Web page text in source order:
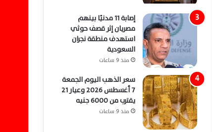
إصابة 11 مدنيًا بينهم
مصريان إثر قصف حوثي
استهدف منطقة نجران
السعودية
منذ 9 ساعات
سعر الذهب اليوم الجمعة
7 أغسطس 2026 وعيار 21
يقترب من 6000 جنيه
منذ 9 ساعات